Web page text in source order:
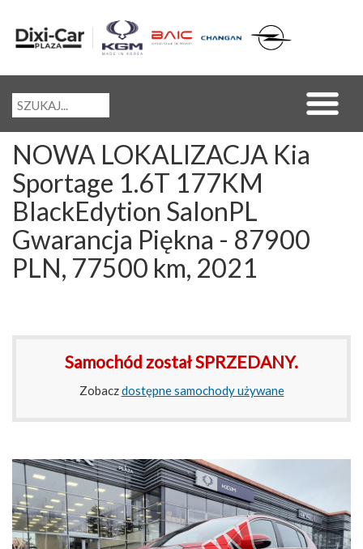
NOWA LOKALIZACJA Kia
Sportage 1.6T 177KM
BlackEdytion SalonPL
Gwarancja Piękna - 87900
PLN, 77500 km, 2021
Samochód został SPRZEDANY.
Zobaczdostępne samochody używane